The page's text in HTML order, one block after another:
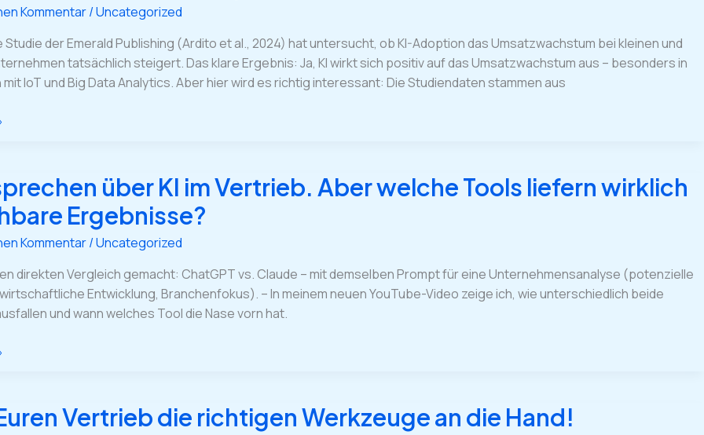
Kommentar/Uncategorized
Studie der Emerald Publishing (Ardito et al., 2024) hat untersucht, ob KI-Adoption das Umsatzwachstum bei kleinen und
tatsächlich steigert. Das klare Ergebnis: Ja, KI wirkt sich positiv auf das Umsatzwachstum aus – besonders in
mit IoT und Big Data Analytics. Aber hier wird es richtig interessant: Die Studiendaten stammen aus
über KI im Vertrieb. Aber welche Tools liefern wirklich
Ergebnisse?
Kommentar/Uncategorized
direkten Vergleich gemacht: ChatGPT vs. Claude – mit demselben Prompt für eine Unternehmensanalyse (potenzielle
Entwicklung, Branchenfokus). – In meinem neuen YouTube-Video zeige ich, wie unterschiedlich beide
und wann welches Tool die Nase vorn hat.
Vertrieb die richtigen Werkzeuge an die Hand!